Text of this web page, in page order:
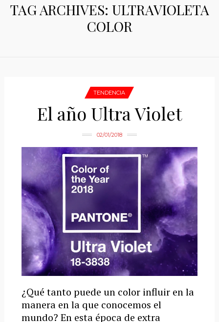
TAG ARCHIVES: ULTRAVIOLETA
COLOR
TENDENCIA
El año Ultra Violet
02/01/2018
¿Qué tanto puede un color influir en la
manera en la que conocemos el
mundo? En esta época de extra